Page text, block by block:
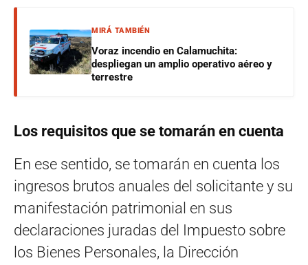
MIRÁ TAMBIÉN
Voraz incendio en Calamuchita:
despliegan un amplio operativo aéreo y
terrestre
Los requisitos que se tomarán en cuenta
En ese sentido, se tomarán en cuenta los
ingresos brutos anuales del solicitante y su
manifestación patrimonial en sus
declaraciones juradas del Impuesto sobre
los Bienes Personales, la Dirección